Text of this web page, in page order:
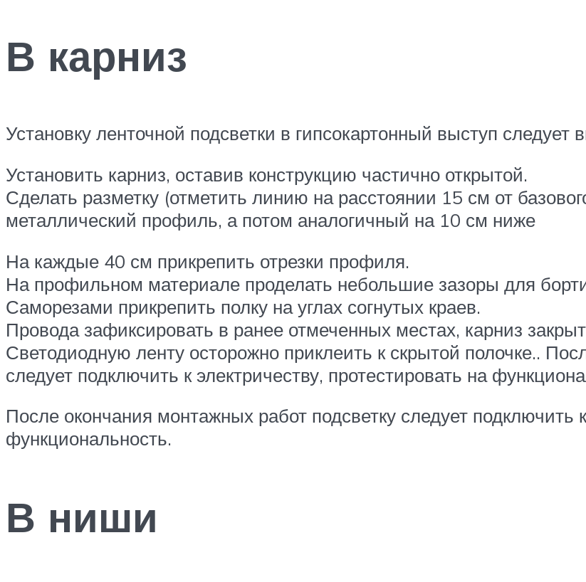
В карниз
Установку ленточной подсветки в гипсокартонный выступ следует
Установить карниз, оставив конструкцию частично открытой.
Сделать разметку (отметить линию на расстоянии 15 см от
металлический профиль, а потом аналогичный на 10 см ниже
На каждые 40 см прикрепить отрезки профиля.
На профильном материале проделать небольшие зазоры для
Саморезами прикрепить полку на углах согнутых краев.
Провода зафиксировать в ранее отмеченных местах, карниз
Светодиодную ленту осторожно приклеить к скрытой полочке..
следует подключить к электричеству, протестировать на
После окончания монтажных работ подсветку следует подключить
функциональность.
В ниши